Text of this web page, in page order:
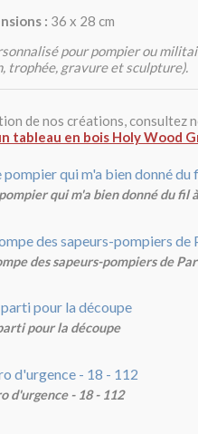
: 36 x 28 cm
pour pompier ou
trophée, gravure et sculpture).
de nos créations, consultez
tableau en bois Holy Wood
qui m'a bien donné du fil
des sapeurs-pompiers de
pour la découpe
d'urgence - 18 - 112